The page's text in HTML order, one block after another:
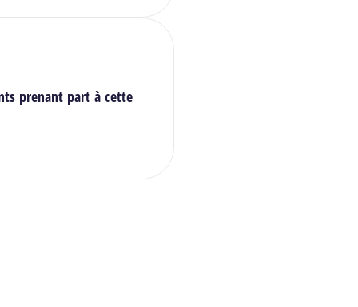
prenant part à cette